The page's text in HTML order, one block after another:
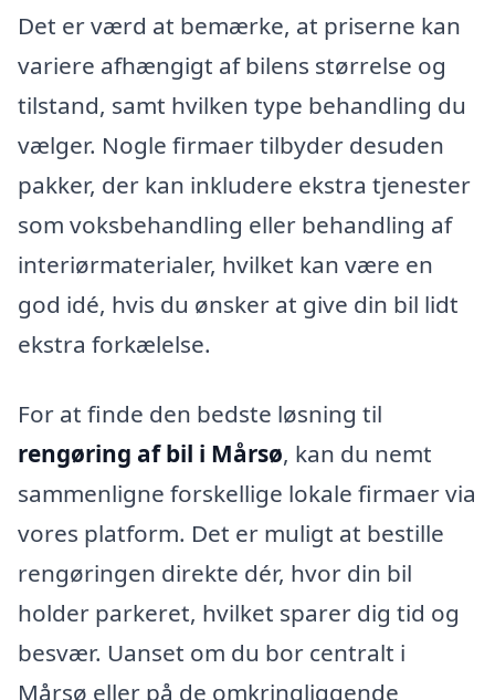
Det er værd at bemærke, at priserne kan
variere afhængigt af bilens størrelse og
tilstand, samt hvilken type behandling du
vælger. Nogle firmaer tilbyder desuden
pakker, der kan inkludere ekstra tjenester
som voksbehandling eller behandling af
interiørmaterialer, hvilket kan være en
god idé, hvis du ønsker at give din bil lidt
ekstra forkælelse.
For at finde den bedste løsning til
rengøring af bil i Mårsø, kan du nemt
sammenligne forskellige lokale firmaer via
vores platform. Det er muligt at bestille
rengøringen direkte dér, hvor din bil
holder parkeret, hvilket sparer dig tid og
besvær. Uanset om du bor centralt i
Mårsø eller på de omkringliggende